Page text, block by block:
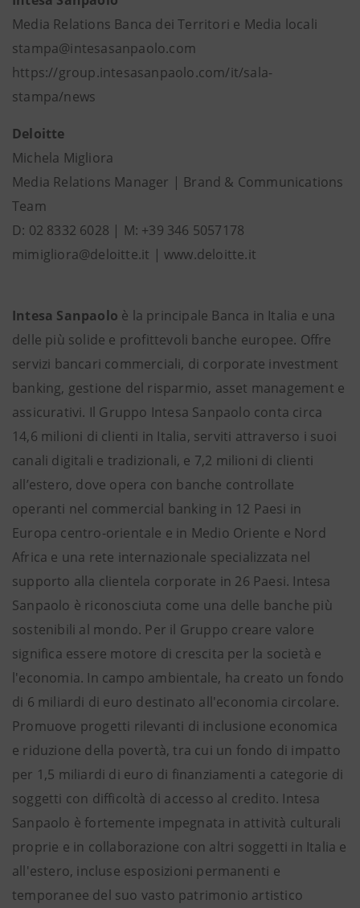
Media Relations Banca dei Territori e Media locali
stampa@intesasanpaolo.com
https://group.intesasanpaolo.com/it/sala-
stampa/news
Deloitte
Michela Migliora
Media Relations Manager | Brand & Communications
Team
D: 02 8332 6028 | M: +39 346 5057178
mimigliora@deloitte.it | www.deloitte.it
Intesa Sanpaolo è la principale Banca in Italia e una
delle più solide e profittevoli banche europee. Offre
servizi bancari commerciali, di corporate investment
banking, gestione del risparmio, asset management e
assicurativi. Il Gruppo Intesa Sanpaolo conta circa
14,6 milioni di clienti in Italia, serviti attraverso i suoi
canali digitali e tradizionali, e 7,2 milioni di clienti
all’estero, dove opera con banche controllate
operanti nel commercial banking in 12 Paesi in
Europa centro-orientale e in Medio Oriente e Nord
Africa e una rete internazionale specializzata nel
supporto alla clientela corporate in 26 Paesi. Intesa
Sanpaolo è riconosciuta come una delle banche più
sostenibili al mondo. Per il Gruppo creare valore
significa essere motore di crescita per la società e
l'economia. In campo ambientale, ha creato un fondo
di 6 miliardi di euro destinato all'economia circolare.
Promuove progetti rilevanti di inclusione economica
e riduzione della povertà, tra cui un fondo di impatto
per 1,5 miliardi di euro di finanziamenti a categorie di
soggetti con difficoltà di accesso al credito. Intesa
Sanpaolo è fortemente impegnata in attività culturali
proprie e in collaborazione con altri soggetti in Italia e
all'estero, incluse esposizioni permanenti e
temporanee del suo vasto patrimonio artistico